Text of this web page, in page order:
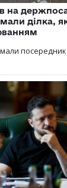
на
ділка,